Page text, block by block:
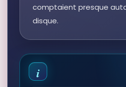
RÉSULTAT RAKUTEN
Voir sur Rakuten →
comptaient presque
disque.